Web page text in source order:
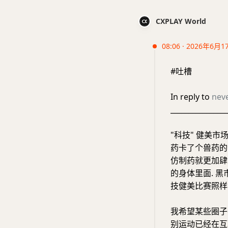
CXPLAY World
08:06 · 2026年6月
#吐槽
In reply to
"科技" 健美市
药卡了个兽药
仿制药就更加
的身体里面. 黑
技健美比赛照
我希望某些圈
别运动已经在